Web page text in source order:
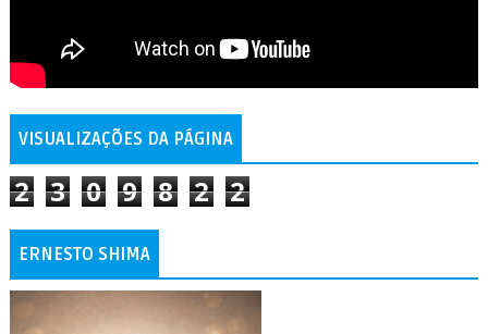
VISUALIZAÇÕES DA PÁGINA
2 3 0 9 8 2 2
ERNESTO SHIMA